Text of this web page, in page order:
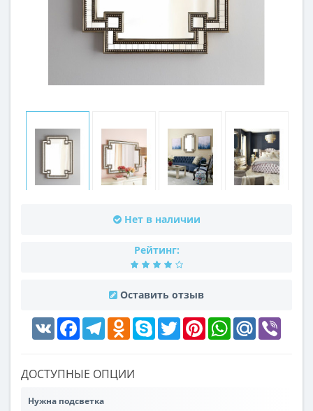
Нет в наличии
Рейтинг:
Оставить отзыв
VK FacebookTelegramOdnoklassniki
Skype Twitter PinterestWhatsAppMail.Ru
ДОСТУПНЫЕ ОПЦИИ
Нужна подсветка